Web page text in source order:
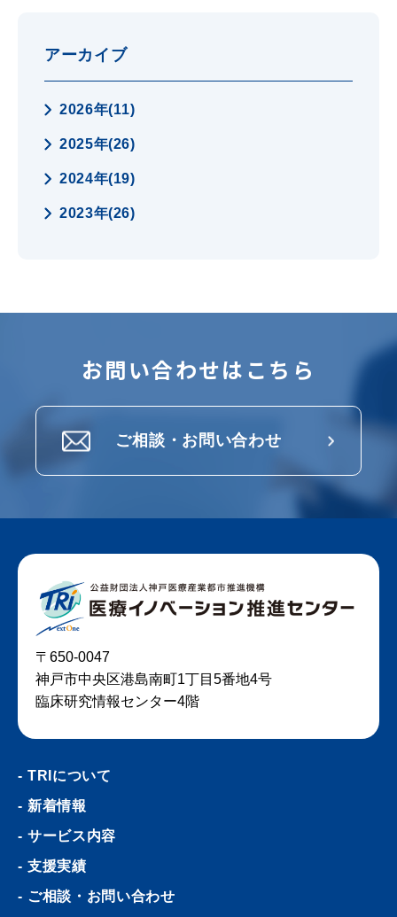
アーカイブ
2026年(11)
2025年(26)
2024年(19)
2023年(26)
お問い合わせはこちら
ご相談・お問い合わせ
〒650-0047
神戸市中央区港島南町1丁目5番地4号
臨床研究情報センター4階
TRIについて
新着情報
サービス内容
支援実績
ご相談・お問い合わせ